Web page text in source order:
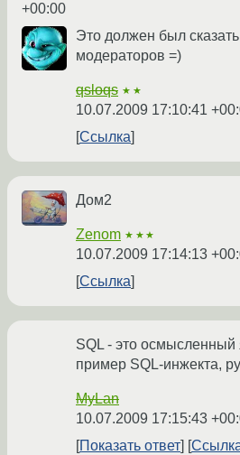
+00:00
Это должен был сказать
модераторов =)
qsloqs ★★
10.07.2009 17:10:41
Ссылка
Дом2
Zenom ★★★
10.07.2009 17:14:13
Ссылка
SQL - это осмысленный
пример SQL-инжекта,
MyLan
10.07.2009 17:15:43
Показать ответ